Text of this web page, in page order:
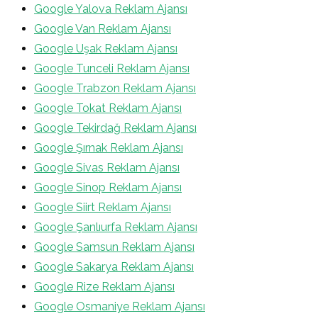
Google Yalova Reklam Ajansı
Google Van Reklam Ajansı
Google Uşak Reklam Ajansı
Google Tunceli Reklam Ajansı
Google Trabzon Reklam Ajansı
Google Tokat Reklam Ajansı
Google Tekirdağ Reklam Ajansı
Google Şırnak Reklam Ajansı
Google Sivas Reklam Ajansı
Google Sinop Reklam Ajansı
Google Siirt Reklam Ajansı
Google Şanlıurfa Reklam Ajansı
Google Samsun Reklam Ajansı
Google Sakarya Reklam Ajansı
Google Rize Reklam Ajansı
Google Osmaniye Reklam Ajansı